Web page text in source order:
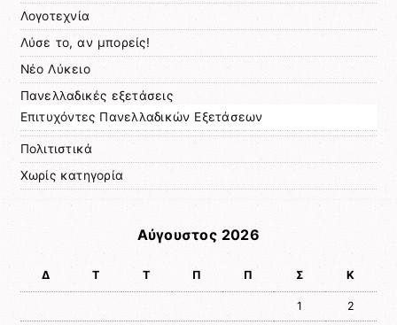
Λογοτεχνία
Λύσε το, αν μπορείς!
Νέο Λύκειο
Πανελλαδικές εξετάσεις
Επιτυχόντες Πανελλαδικών Εξετάσεων
Πολιτιστικά
Χωρίς κατηγορία
Αύγουστος 2026
Δ Τ Τ Π Π Σ Κ
1 2